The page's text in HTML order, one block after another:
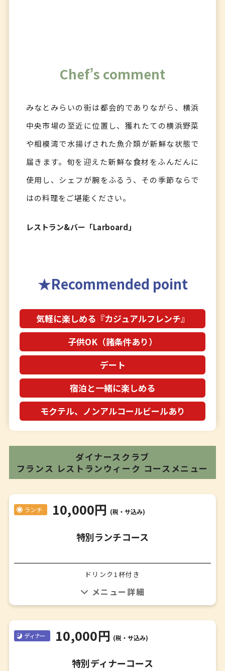
Chef’s comment
みなとみらいの街は都会的でありながら、横浜
中央市場の至近に位置し、獲れたての横浜野菜
や相模湾で水揚げされた魚介類が新鮮な状態で
届きます。旬を迎えた新鮮な食材をふんだんに
使用し、シェフが腕をふるう、その季節ならで
はの料理をご堪能ください。
レストラン&バー「Larboard」
Recommended point
気軽に楽しめる『カジュアルフレンチ』
子供OK（諸条件あり）
デート
宿泊と一緒に楽しめる
モクテル、ノンアルコールビールあり
ダイナースクラブ
フランス レストランウィーク コースメニュー
ランチ 10,000円 (税・サ込み)
特別ランチコース
スパークリングワインお一人様１杯付き
“ヴィテッロ・トンナート”
ドリンク1杯付き
ディナー 10,000円 (税・サ込み)
特別ディナーコース